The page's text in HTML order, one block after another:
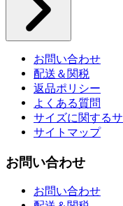
お問い合わせ
配送＆関税
返品ポリシー
よくある質問
サイズに関する
サイトマップ
お問い合わせ
お問い合わせ